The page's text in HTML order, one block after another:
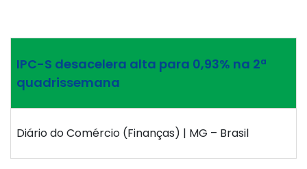
IPC-S desacelera alta para 0,93% na 2ª
quadrissemana
Diário do Comércio (Finanças) | MG – Brasil